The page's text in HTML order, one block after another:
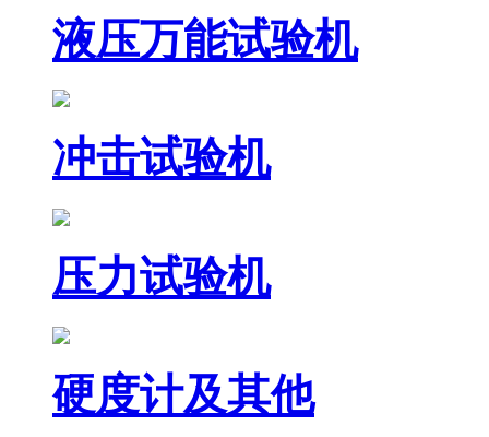
液压万能试验机
冲击试验机
压力试验机
硬度计及其他